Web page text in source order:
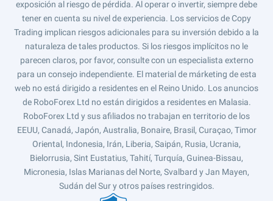
exposición al riesgo de pérdida. Al operar o invertir, siempre debe
tener en cuenta su nivel de experiencia. Los servicios de Copy
Trading implican riesgos adicionales para su inversión debido a la
naturaleza de tales productos. Si los riesgos implícitos no le
parecen claros, por favor, consulte con un especialista externo
para un consejo independiente. El material de márketing de esta
web no está dirigido a residentes en el Reino Unido. Los anuncios
de RoboForex Ltd no están dirigidos a residentes en Malasia.
RoboForex Ltd y sus afiliados no trabajan en territorio de los
EEUU, Canadá, Japón, Australia, Bonaire, Brasil, Curaçao, Timor
Oriental, Indonesia, Irán, Liberia, Saipán, Rusia, Ucrania,
Bielorrusia, Sint Eustatius, Tahití, Turquía, Guinea-Bissau,
Micronesia, Islas Marianas del Norte, Svalbard y Jan Mayen,
Sudán del Sur y otros países restringidos.